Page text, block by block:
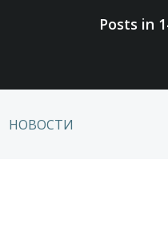
Posts in
НОВОСТИ